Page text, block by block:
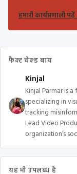
हमारी कार्यप्रणाली पढ़ें
फैक्ट चेक्ड बाय
Kinjal
Kinjal Parmar is
specializing in
tracking
Lead Video
organization’s
यह भी उपलब्ध है